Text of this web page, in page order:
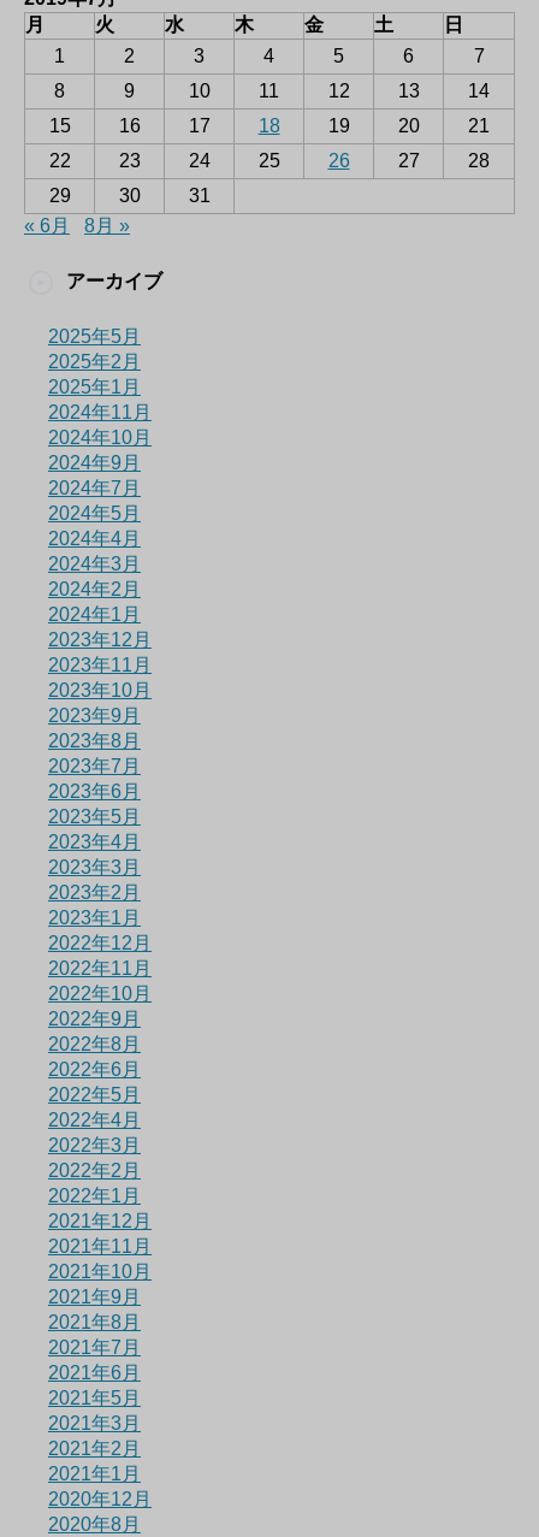
月
火 水 木 金 土
日
1
2 3 4 5 6
7
8
9 10 11 12 13
14
15
16 17 18 19 20
21
22
23 24 25 26 27
28
29
30
31
« 6月
8月 »
アーカイブ
2025年5月
2025年2月
2025年1月
2024年11月
2024年10月
2024年9月
2024年7月
2024年5月
2024年4月
2024年3月
2024年2月
2024年1月
2023年12月
2023年11月
2023年10月
2023年9月
2023年8月
2023年7月
2023年6月
2023年5月
2023年4月
2023年3月
2023年2月
2023年1月
2022年12月
2022年11月
2022年10月
2022年9月
2022年8月
2022年6月
2022年5月
2022年4月
2022年3月
2022年2月
2022年1月
2021年12月
2021年11月
2021年10月
2021年9月
2021年8月
2021年7月
2021年6月
2021年5月
2021年3月
2021年2月
2021年1月
2020年12月
2020年8月